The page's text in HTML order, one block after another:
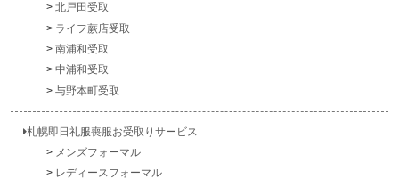
北戸田受取
ライフ蕨店受取
南浦和受取
中浦和受取
与野本町受取
札幌即日礼服喪服お受取りサービス
メンズフォーマル
レディースフォーマル